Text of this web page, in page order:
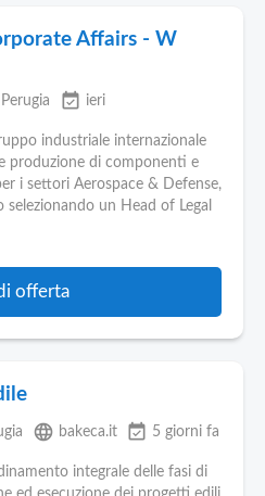
Affairs - W
Perugia event_available ieri
industriale internazionale
produzione di componenti e
i settori Aerospace & Defense,
selezionando un Head of Legal
offerta
language bakeca.it event_available 5 giorni fa
integrale delle fasi di